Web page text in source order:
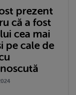
prezent
că a fost
cea mai
pe cale de